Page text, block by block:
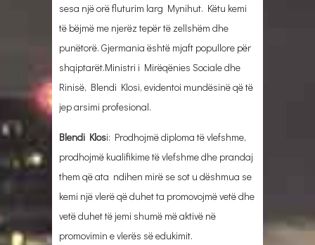
sesa një orë fluturim larg Mynihut. Këtu kemi
të bëjmë me njerëz tepër të zellshëm dhe
punëtorë. Gjermania është mjaft popullore për
shqiptarët.Ministri i Mirëqënies Sociale dhe
Rinisë, Blendi Klosi, evidentoi mundësinë që të
jep arsimi profesional.
Blendi Klosi: Prodhojmë diploma të vlefshme,
prodhojmë kualifikime të vlefshme dhe prandaj
them që ata ndihen mirë se sot u dëshmua se
kemi një vlerë që duhet ta promovojmë vetë dhe
vetë duhet të jemi shumë më aktivë në
promovimin e vlerës së edukimit.